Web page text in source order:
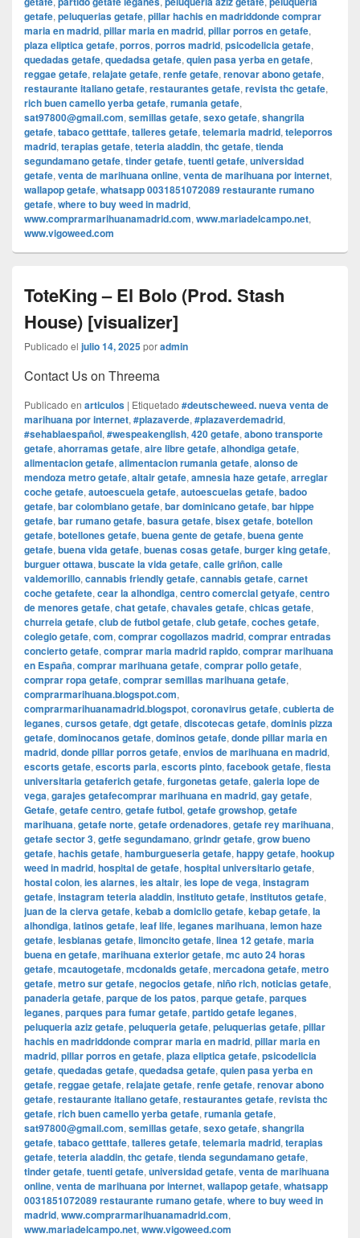
getafe, peluquerias getafe, pillar hachis en madriddonde comprar
maria en madrid, pillar maria en madrid, pillar porros en getafe,
plaza eliptica getafe, porros, porros madrid, psicodelicia getafe,
quedadas getafe, quedadsa getafe, quien pasa yerba en getafe,
reggae getafe, relajate getafe, renfe getafe, renovar abono getafe,
restaurante italiano getafe, restaurantes getafe, revista thc getafe,
rich buen camello yerba getafe, rumania getafe,
sat97800@gmail.com, semillas getafe, sexo getafe, shangrila
getafe, tabaco getttafe, talleres getafe, telemaria madrid, teleporros
madrid, terapias getafe, teteria aladdin, thc getafe, tienda
segundamano getafe, tinder getafe, tuenti getafe, universidad
getafe, venta de marihuana online, venta de marihuana por internet,
wallapop getafe, whatsapp 0031851072089 restaurante rumano
getafe, where to buy weed in madrid,
www.comprarmarihuanamadrid.com, www.mariadelcampo.net,
www.vigoweed.com
ToteKing – El Bolo (Prod. Stash
House) [visualizer]
Publicado el julio 14, 2025poradmin
Contact Us on Threema
Publicado en articulos | Etiquetado #deutscheweed. nueva venta de
marihuana por internet, #plazaverde, #plazaverdemadrid,
#sehablaespañol, #wespeakenglish, 420 getafe, abono transporte
getafe, ahorramas getafe, aire libre getafe, alhondiga getafe,
alimentacion getafe, alimentacion rumania getafe, alonso de
mendoza metro getafe, altair getafe, amnesia haze getafe, arreglar
coche getafe, autoescuela getafe, autoescuelas getafe, badoo
getafe, bar colombiano getafe, bar dominicano getafe, bar hippe
getafe, bar rumano getafe, basura getafe, bisex getafe, botellon
getafe, botellones getafe, buena gente de getafe, buena gente
getafe, buena vida getafe, buenas cosas getafe, burger king getafe,
burguer ottawa, buscate la vida getafe, calle griñon, calle
valdemorillo, cannabis friendly getafe, cannabis getafe, carnet
coche getafete, cear la alhondiga, centro comercial getyafe, centro
de menores getafe, chat getafe, chavales getafe, chicas getafe,
churreia getafe, club de futbol getafe, club getafe, coches getafe,
colegio getafe, com, comprar cogollazos madrid, comprar entradas
concierto getafe, comprar maria madrid rapido, comprar marihuana
en España, comprar marihuana getafe, comprar pollo getafe,
comprar ropa getafe, comprar semillas marihuana getafe,
comprarmarihuana.blogspot.com,
comprarmarihuanamadrid.blogspot, coronavirus getafe, cubierta de
leganes, cursos getafe, dgt getafe, discotecas getafe, dominis pizza
getafe, dominocanos getafe, dominos getafe, donde pillar maria en
madrid, donde pillar porros getafe, envios de marihuana en madrid,
escorts getafe, escorts parla, escorts pinto, facebook getafe, fiesta
universitaria getaferich getafe, furgonetas getafe, galeria lope de
vega, garajes getafecomprar marihuana en madrid, gay getafe,
Getafe, getafe centro, getafe futbol, getafe growshop, getafe
marihuana, getafe norte, getafe ordenadores, getafe rey marihuana,
getafe sector 3, getfe segundamano, grindr getafe, grow bueno
getafe, hachis getafe, hamburgueseria getafe, happy getafe, hookup
weed in madrid, hospital de getafe, hospital universitario getafe,
hostal colon, ies alarnes, ies altair, ies lope de vega, instagram
getafe, instagram teteria aladdin, instituto getafe, institutos getafe,
juan de la cierva getafe, kebab a domiclio getafe, kebap getafe, la
alhondiga, latinos getafe, leaf life, leganes marihuana, lemon haze
getafe, lesbianas getafe, limoncito getafe, linea 12 getafe, maria
buena en getafe, marihuana exterior getafe, mc auto 24 horas
getafe, mcautogetafe, mcdonalds getafe, mercadona getafe, metro
getafe, metro sur getafe, negocios getafe, niño rich, noticias getafe,
panaderia getafe, parque de los patos, parque getafe, parques
leganes, parques para fumar getafe, partido getafe leganes,
peluqueria aziz getafe, peluqueria getafe, peluquerias getafe, pillar
hachis en madriddonde comprar maria en madrid, pillar maria en
madrid, pillar porros en getafe, plaza eliptica getafe, psicodelicia
getafe, quedadas getafe, quedadsa getafe, quien pasa yerba en
getafe, reggae getafe, relajate getafe, renfe getafe, renovar abono
getafe, restaurante italiano getafe, restaurantes getafe, revista thc
getafe, rich buen camello yerba getafe, rumania getafe,
sat97800@gmail.com, semillas getafe, sexo getafe, shangrila
getafe, tabaco getttafe, talleres getafe, telemaria madrid, terapias
getafe, teteria aladdin, thc getafe, tienda segundamano getafe,
tinder getafe, tuenti getafe, universidad getafe, venta de marihuana
online, venta de marihuana por internet, wallapop getafe, whatsapp
0031851072089 restaurante rumano getafe, where to buy weed in
madrid, www.comprarmarihuanamadrid.com,
www.mariadelcampo.net, www.vigoweed.com